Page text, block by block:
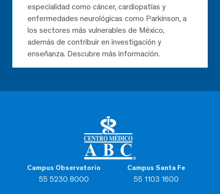
Campus Observatorio
55 5230 8000
Campus Santa Fe
55 1103 1600
especialidad como cáncer, cardiopatías y
enfermedades neurológicas como Parkinson, a
los sectores más vulnerables de México,
además de contribuir en investigación y
enseñanza. Descubre más información.